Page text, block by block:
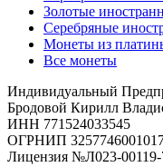
Золотые
Серебряные
Монеты из
Все монеты
Индивидуальный
Бродовой Кирилл
ИНН 771524033545
ОГРНИП
Лицензия №Л023-00119-